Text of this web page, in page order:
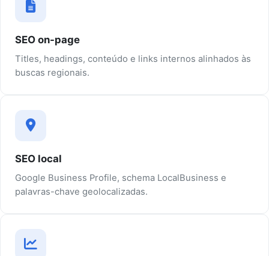
SEO on-page
Titles, headings, conteúdo e links internos alinhados às
buscas regionais.
SEO local
Google Business Profile, schema LocalBusiness e
palavras-chave geolocalizadas.